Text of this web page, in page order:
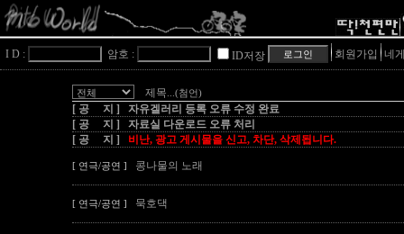
I D : 암호 : ID저장 회원가입 네
제목 ...(첨언)
[ 공 지 ] 자유겔러리 등록 오류 수정 완료
[ 공 지 ] 자료실 다운로드 오류 처리
[ 공 지 ] 비난, 광고 게시물을 신고, 차단, 삭제됩니다.
[ 연극/공연 ] 콩나물의 노래
[ 연극/공연 ] 묵호댁